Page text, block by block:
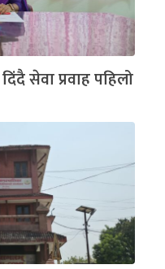
सेवा प्रवाह पहिलो